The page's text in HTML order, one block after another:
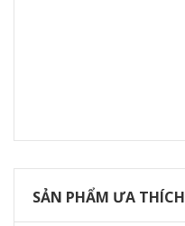
SẢN PHẨM ƯA THÍCH